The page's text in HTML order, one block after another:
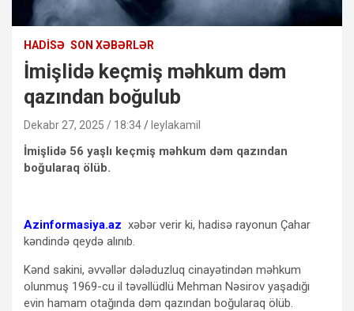
HADISƏ SON XƏBƏRLƏR
İmişlidə keçmiş məhkum dəm
qazından boğulub
Dekabr 27, 2025 / 18:34 leylakamil
İmişlidə 56 yaşlı keçmiş məhkum dəm qazından
boğularaq ölüb.
Azinformasiya.az xəbər verir ki, hadisə rayonun Çahar
kəndində qeydə alınıb.
Kənd sakini, əvvəllər dələduzluq cinayətindən məhkum
olunmuş 1969-cu il təvəllüdlü Mehman Nəsirov yaşadığı
evin hamam otağında dəm qazından boğularaq ölüb.